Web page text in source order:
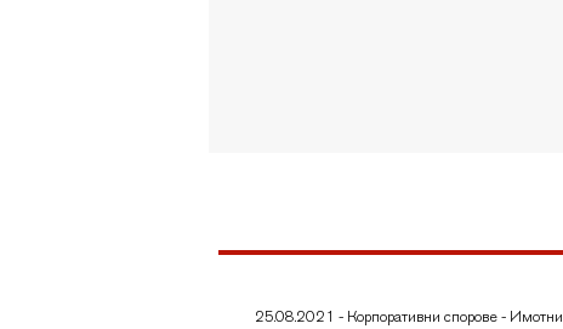
25.08.2021 - Корпоративни спорове- Имотни